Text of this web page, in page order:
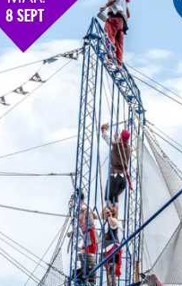
8 SEPT